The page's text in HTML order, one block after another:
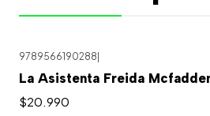
9789566190288
La Asistenta Freida
$20.990